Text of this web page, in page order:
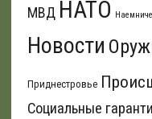
МВД НАТО
Новости
Приднестровье
Социальные